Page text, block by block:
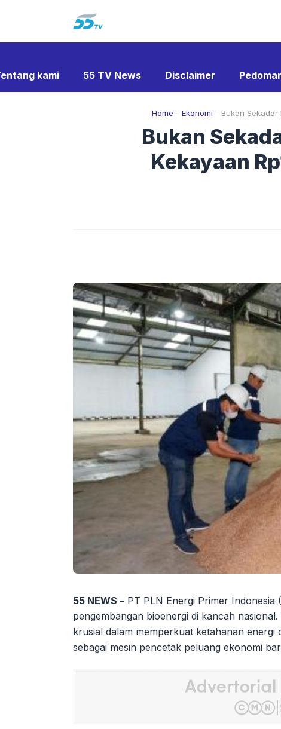
kami 55 TV News Disclaimer
Home - Ekonomi - Bukan Sekadar
Bukan
Kekayaan
55 NEWS – PT PLN Energi Primer
pengembangan bioenergi di kancah
krusial dalam memperkuat ketahanan
sebagai mesin pencetak peluang ekonomi